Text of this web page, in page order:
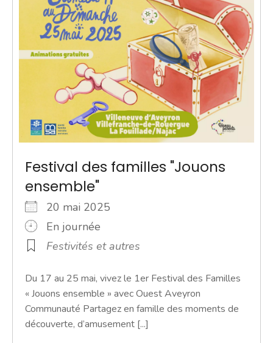
Festival des familles "Jouons
ensemble"
20 mai 2025
En journée
Festivités et autres
Du 17 au 25 mai, vivez le 1er Festival des Familles
« Jouons ensemble » avec Ouest Aveyron
Communauté Partagez en famille des moments de
découverte, d’amusement [...]